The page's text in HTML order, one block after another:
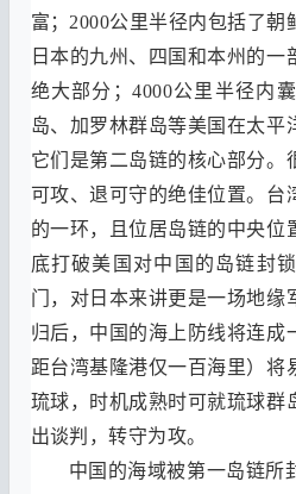
富 ；2000公里半径内包括了朝
日本的九州 、 四国和本州的一
绝大部分 ；4000公里半径内
岛、 加罗林群岛等美国在太平
它们是第二岛链的核心部分。
可攻、退可守的绝佳位置。 台
的一环， 且位居岛链的中央位
底打破美国对中国的岛链封锁
门
， 对日本来讲更是一场地缘
归后， 中国的海上防线将连成
距台湾基隆港仅一百海里）将
琉球，
时机成熟时可就琉球群
出谈判 ，转守为攻。
中国的海域被第一岛链所